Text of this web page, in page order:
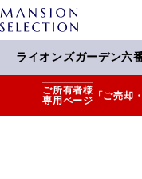
ライオンズガーデン六
ご所有者様
専用ページ 「ご売却